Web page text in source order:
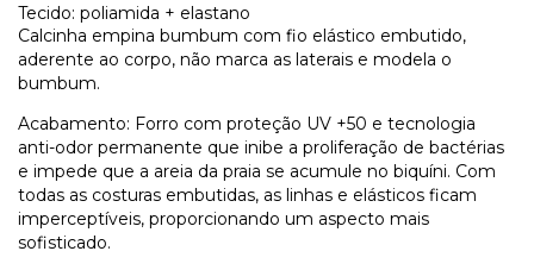
Tecido: poliamida + elastano
Calcinha empina bumbum com fio elástico embutido,
aderente ao corpo, não marca as laterais e modela o
bumbum.
Acabamento: Forro com proteção UV +50 e tecnologia
anti-odor permanente que inibe a proliferação de bactérias
e impede que a areia da praia se acumule no biquíni. Com
todas as costuras embutidas, as linhas e elásticos ficam
imperceptíveis, proporcionando um aspecto mais
sofisticado.